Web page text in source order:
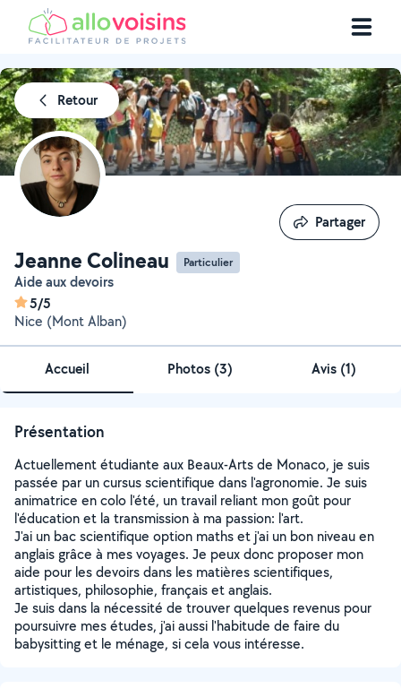
Retour
Jeanne Colineau Particulier
Aide aux devoirs
5/5
Nice (Mont Alban)
Partager
Partager
Accueil Photos (3) Avis (1)
Présentation
Actuellement étudiante aux Beaux-Arts de Monaco, je suis
passée par un cursus scientifique dans l'agronomie. Je suis
animatrice en colo l'été, un travail reliant mon goût pour
l'éducation et la transmission à ma passion: l'art.
J'ai un bac scientifique option maths et j'ai un bon niveau en
anglais grâce à mes voyages. Je peux donc proposer mon
aide pour les devoirs dans les matières scientifiques,
artistiques, philosophie, français et anglais.
Je suis dans la nécessité de trouver quelques revenus pour
poursuivre mes études, j'ai aussi l'habitude de faire du
babysitting et le ménage, si cela vous intéresse.